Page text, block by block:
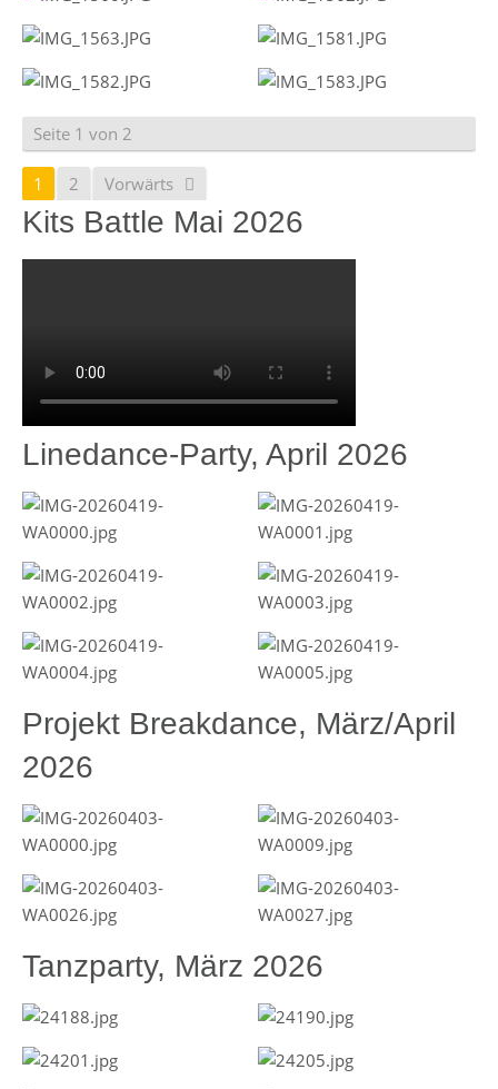
Seite 1 von 2
1 2 Vorwärts
Kits Battle Mai 2026
Linedance-Party, April 2026
Projekt Breakdance, März/April
2026
Tanzparty, März 2026